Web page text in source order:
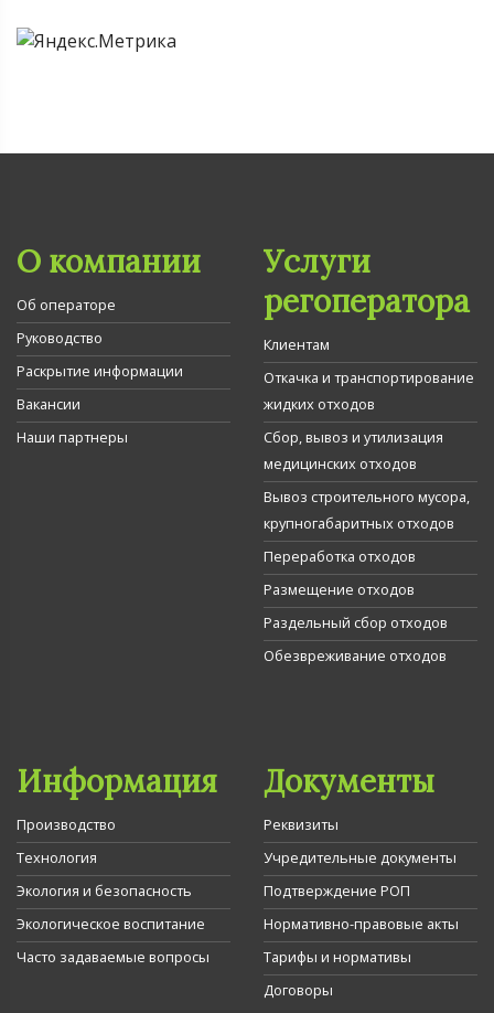
О компании
Об операторе
Руководство
Раскрытие информации
Вакансии
Наши партнеры
Услуги
регоператора
Клиентам
Откачка и транспортирование
жидких отходов
Сбор, вывоз и утилизация
медицинских отходов
Вывоз строительного мусора,
крупногабаритных отходов
Переработка отходов
Размещение отходов
Раздельный сбор отходов
Обезвреживание отходов
Информация
Производство
Технология
Экология и безопасность
Экологическое воспитание
Часто задаваемые вопросы
Документы
Реквизиты
Учредительные документы
Подтверждение РОП
Нормативно-правовые акты
Тарифы и нормативы
Договоры